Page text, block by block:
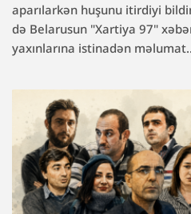
aparılarkən huşunu itirdiyi
də Belarusun "Xartiya 97"
yaxınlarına istinadən